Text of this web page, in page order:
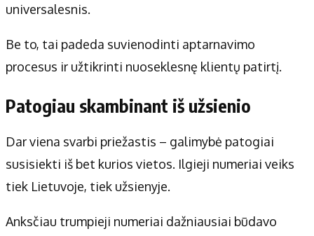
universalesnis.
Be to, tai padeda suvienodinti aptarnavimo
procesus ir užtikrinti nuoseklesnę klientų patirtį.
Patogiau skambinant iš užsienio
Dar viena svarbi priežastis – galimybė patogiai
susisiekti iš bet kurios vietos. Ilgieji numeriai veiks
tiek Lietuvoje, tiek užsienyje.
Anksčiau trumpieji numeriai dažniausiai būdavo